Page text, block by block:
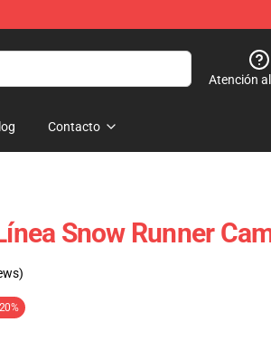
Atención
Contacto
Snow Runner